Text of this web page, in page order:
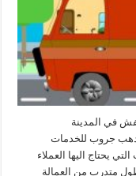
في المدينة
دهب جروب للخدمات
يحتاج اليها العملاء
متدرب من العمالة